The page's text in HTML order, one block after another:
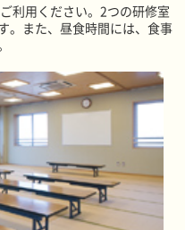
利用ください。2つの研修室
。また、昼食時間には、食事